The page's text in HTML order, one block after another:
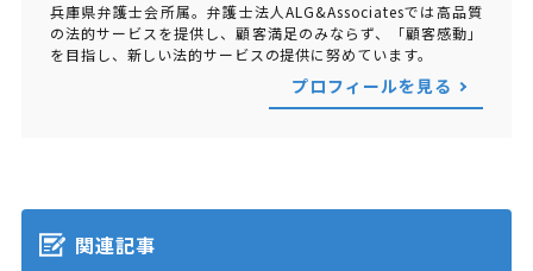
兵庫県弁護士会所属。弁護士法人ALG&Associatesでは高品質
の法的サービスを提供し、顧客満足のみならず、「顧客感動」
を目指し、新しい法的サービスの提供に努めています。
プロフィールを見る
関連記事